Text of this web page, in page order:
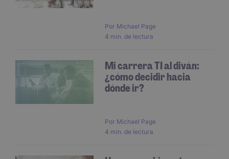
Por Michael Page
4 min. de lectura
Mi carrera TI al diván:
¿cómo decidir hacia
dónde ir?
Por Michael Page
4 min. de lectura